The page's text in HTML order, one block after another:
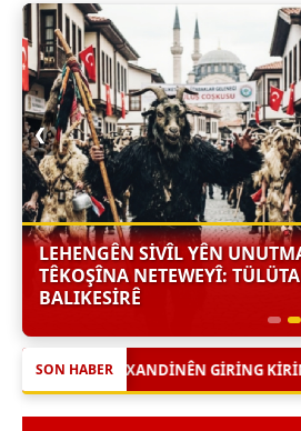
LEHENGÊN SIVÎL YÊN
TÊKOŞÎNA NETEWEYÎ:
BALIKESIRÊ
❮
SON HABER
GIRING KIRIN | LEHENGÊN